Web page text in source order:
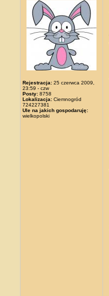
Rejestracja: 25 czerwca 2009,
23:59 - czw
Posty: 8758
Lokalizacja: Ciemnogród
724227381
Ule na jakich gospodaruję:
wielkopolski